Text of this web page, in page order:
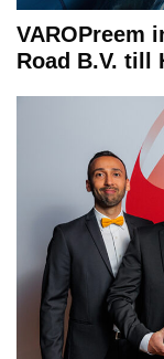
VAROPreem
Road B.V. till